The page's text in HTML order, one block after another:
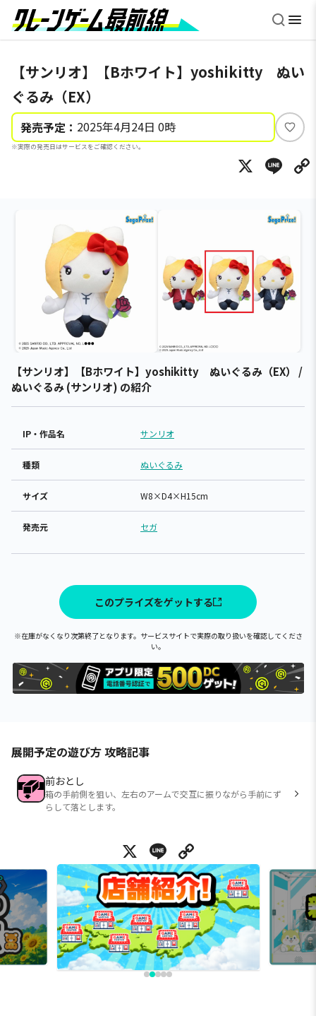
【サンリオ】【Bホワイト】yoshikitty ぬい
ぐるみ（EX）
発売予定： 2025年4月24日 0時
※実際の発売日はサービスをご確認ください。
い
ね
X
【サンリオ】【Bホワイト】yoshikitty ぬいぐるみ（EX） /
ぬいぐるみ (サンリオ) の紹介
IP・作品名 サンリオ
種類 ぬいぐるみ
サイズ W8×D4×H15cm
発売元 セガ
このプライズをゲットする
※在庫がなくなり次第終了となります。サービスサイトで実際の取り扱いを確認してくださ
い。
展開予定の遊び方 攻略記事
前おとし
箱の手前側を狙い、左右のアームで交互に振りながら手前にず
らして落とします。
X Line